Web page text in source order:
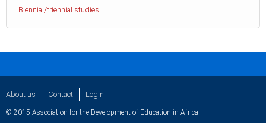
Biennial/triennial studies
About us Contact Login
© 2015 Association for the Development of Education in Africa